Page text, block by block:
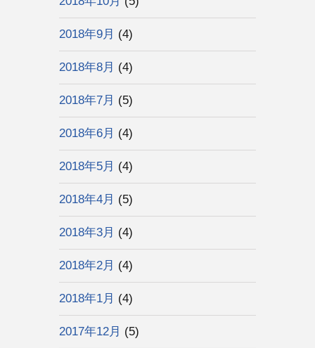
2018年9月 (4)
2018年8月 (4)
2018年7月 (5)
2018年6月 (4)
2018年5月 (4)
2018年4月 (5)
2018年3月 (4)
2018年2月 (4)
2018年1月 (4)
2017年12月 (5)